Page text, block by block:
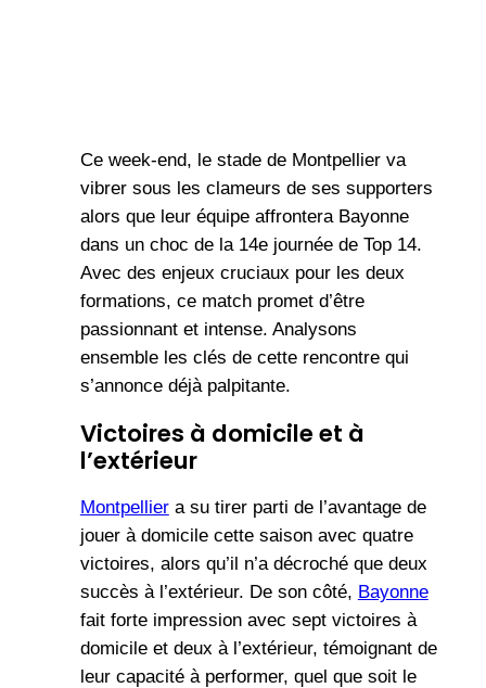
Ce week-end, le stade de Montpellier va
vibrer sous les clameurs de ses supporters
alors que leur équipe affrontera Bayonne
dans un choc de la 14e journée de Top 14.
Avec des enjeux cruciaux pour les deux
formations, ce match promet d’être
passionnant et intense. Analysons
ensemble les clés de cette rencontre qui
s’annonce déjà palpitante.
Victoires à domicile et à
l’extérieur
Montpelliera su tirer parti de l’avantage de
jouer à domicile cette saison avec quatre
victoires, alors qu’il n’a décroché que deux
succès à l’extérieur. De son côté, Bayonne
fait forte impression avec sept victoires à
domicile et deux à l’extérieur, témoignant de
leur capacité à performer, quel que soit le